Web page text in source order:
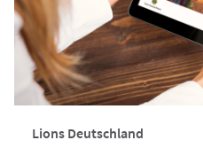
Lions Deutschland